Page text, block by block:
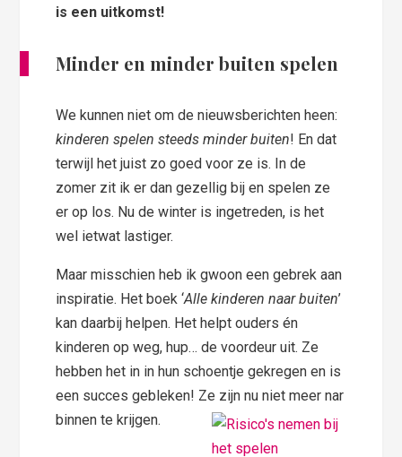
is een uitkomst!
Minder en minder buiten spelen
We kunnen niet om de nieuwsberichten heen:
kinderen spelen steeds minder buiten! En dat
terwijl het juist zo goed voor ze is. In de
zomer zit ik er dan gezellig bij en spelen ze
er op los. Nu de winter is ingetreden, is het
wel ietwat lastiger.
Maar misschien heb ik gwoon een gebrek aan
inspiratie. Het boek ‘Alle kinderen naar buiten’
kan daarbij helpen. Het helpt ouders én
kinderen op weg, hup… de voordeur uit. Ze
hebben het in in hun schoentje gekregen en is
een succes gebleken! Ze zijn nu niet meer nar
binnen te krijgen.